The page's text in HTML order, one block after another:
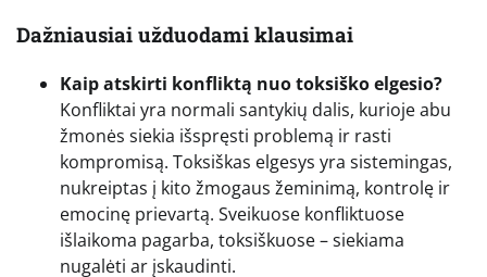
Dažniausiai užduodami klausimai
Kaip atskirti konfliktą nuo toksiško elgesio?
Konfliktai yra normali santykių dalis, kurioje abu
žmonės siekia išspręsti problemą ir rasti
kompromisą. Toksiškas elgesys yra sistemingas,
nukreiptas į kito žmogaus žeminimą, kontrolę ir
emocinę prievartą. Sveikuose konfliktuose
išlaikoma pagarba, toksiškuose – siekiama
nugalėti ar įskaudinti.